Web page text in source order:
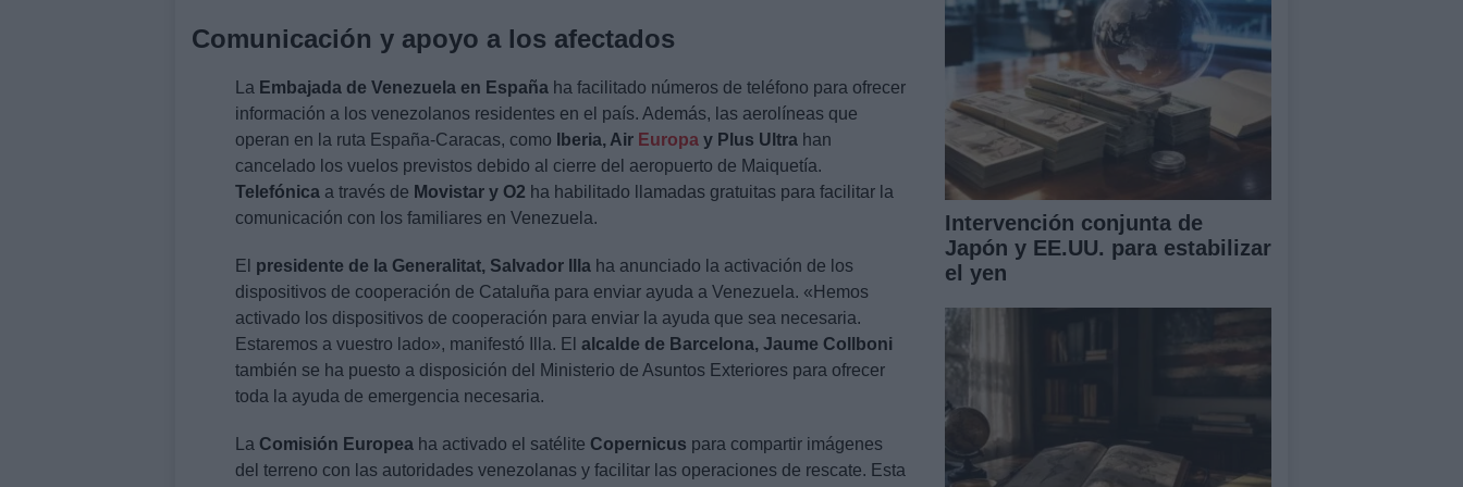
Comunicación y apoyo a los afectados
La Embajada de Venezuela en España ha facilitado números de teléfono para ofrecer
información a los venezolanos residentes en el país. Además, las aerolíneas que
operan en la ruta España-Caracas, como
Iberia, Air Europa y Plus Ultra han
cancelado los vuelos previstos debido al cierre del aeropuerto de Maiquetía.
Telefónica a través de Movistar y O2 ha habilitado llamadas gratuitas para facilitar la
comunicación con los familiares en Venezuela.
El presidente de la Generalitat, Salvador Illa ha anunciado la activación de los
dispositivos de cooperación de Cataluña para enviar ayuda a Venezuela. «Hemos
activado los dispositivos de cooperación para enviar la ayuda que sea necesaria.
Estaremos a vuestro lado», manifestó Illa. El alcalde de Barcelona, Jaume Collboni
también se ha puesto a disposición del Ministerio de Asuntos Exteriores para ofrecer
toda la ayuda de emergencia necesaria.
La Comisión Europea ha activado el satélite Copernicus para compartir imágenes
del terreno con las autoridades venezolanas y facilitar las operaciones de rescate. Esta
Intervención conjunta de
Japón y EE.UU. para estabilizar
el yen